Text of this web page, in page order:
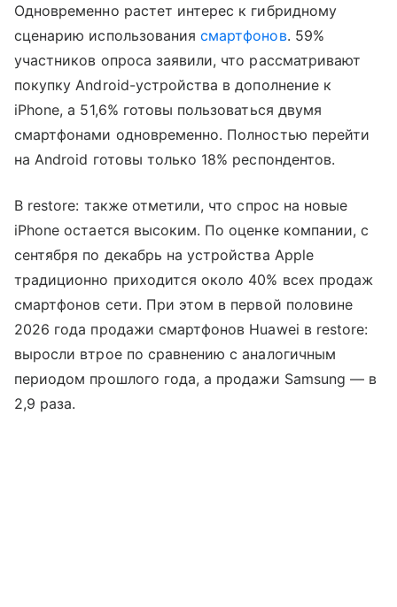
Одновременно растет интерес к гибридному
сценарию использованиясмартфонов. 59%
участников опроса заявили, что рассматривают
покупку Android-устройства в дополнение к
iPhone, а 51,6% готовы пользоваться двумя
смартфонами одновременно. Полностью перейти
на Android готовы только 18% респондентов.
В restore: также отметили, что спрос на новые
iPhone остается высоким. По оценке компании, с
сентября по декабрь на устройства Apple
традиционно приходится около 40% всех продаж
смартфонов сети. При этом в первой половине
2026 года продажи смартфонов Huawei в restore:
выросли втрое по сравнению с аналогичным
периодом прошлого года, а продажи Samsung — в
2,9 раза.